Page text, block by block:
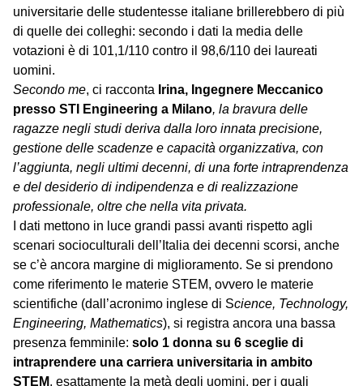
universitarie delle studentesse italiane brillerebbero di più
di quelle dei colleghi: secondo i dati la media delle
votazioni è di 101,1/110 contro il 98,6/110 dei laureati
uomini.
Secondo me, ci racconta Irina, Ingegnere Meccanico
presso STI Engineering a Milano, la bravura delle
ragazze negli studi deriva dalla loro innata precisione,
gestione delle scadenze e capacità organizzativa, con
l’aggiunta, negli ultimi decenni, di una forte intraprendenza
e del desiderio di indipendenza e di realizzazione
professionale, oltre che nella vita privata.
I dati mettono in luce grandi passi avanti rispetto agli
scenari socioculturali dell’Italia dei decenni scorsi, anche
se c’è ancora margine di miglioramento. Se si prendono
come riferimento le materie STEM, ovvero le materie
scientifiche (dall’acronimo inglese di Science, Technology,
Engineering, Mathematics), si registra ancora una bassa
presenza femminile: solo 1 donna su 6 sceglie di
intraprendere una carriera universitaria in ambito
STEM, esattamente la metà degli uomini, per i quali